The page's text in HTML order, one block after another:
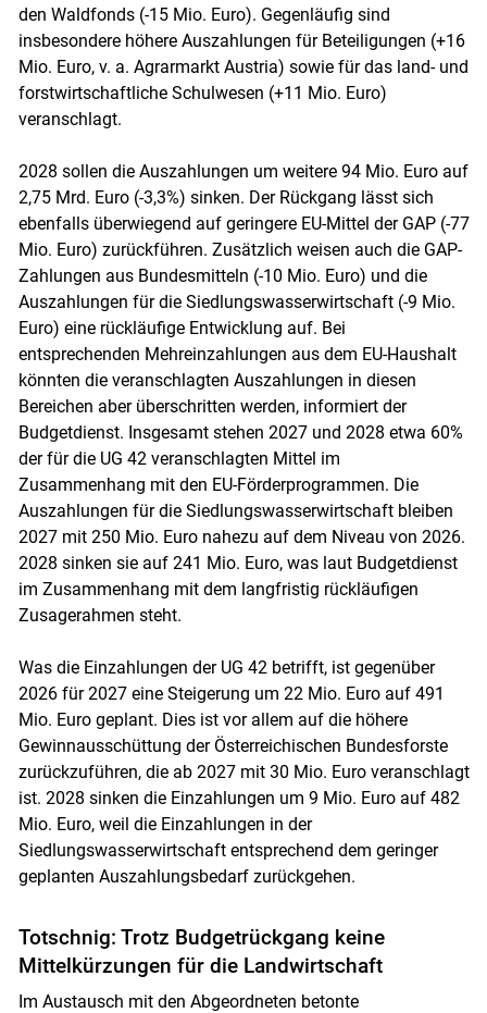
Skip to main content
den Waldfonds (-15 Mio. Euro). Gegenläufig sind
insbesondere höhere Auszahlungen für Beteiligungen (+16
Mio. Euro, v. a. Agrarmarkt Austria) sowie für das land- und
forstwirtschaftliche Schulwesen (+11 Mio. Euro)
veranschlagt.
2028 sollen die Auszahlungen um weitere 94 Mio. Euro auf
2,75 Mrd. Euro (-3,3%) sinken. Der Rückgang lässt sich
ebenfalls überwiegend auf geringere EU-Mittel der GAP (-77
Mio. Euro) zurückführen. Zusätzlich weisen auch die GAP-
Zahlungen aus Bundesmitteln (-10 Mio. Euro) und die
Auszahlungen für die Siedlungswasserwirtschaft (-9 Mio.
Euro) eine rückläufige Entwicklung auf. Bei
entsprechenden Mehreinzahlungen aus dem EU-Haushalt
könnten die veranschlagten Auszahlungen in diesen
Bereichen aber überschritten werden, informiert der
Budgetdienst. Insgesamt stehen 2027 und 2028 etwa 60%
der für die UG 42 veranschlagten Mittel im
Zusammenhang mit den EU-Förderprogrammen. Die
Auszahlungen für die Siedlungswasserwirtschaft bleiben
2027 mit 250 Mio. Euro nahezu auf dem Niveau von 2026.
2028 sinken sie auf 241 Mio. Euro, was laut Budgetdienst
im Zusammenhang mit dem langfristig rückläufigen
Zusagerahmen steht.
Was die Einzahlungen der UG 42 betrifft, ist gegenüber
2026 für 2027 eine Steigerung um 22 Mio. Euro auf 491
Mio. Euro geplant. Dies ist vor allem auf die höhere
Gewinnausschüttung der Österreichischen Bundesforste
zurückzuführen, die ab 2027 mit 30 Mio. Euro veranschlagt
ist. 2028 sinken die Einzahlungen um 9 Mio. Euro auf 482
Mio. Euro, weil die Einzahlungen in der
Siedlungswasserwirtschaft entsprechend dem geringer
geplanten Auszahlungsbedarf zurückgehen.
Totschnig: Trotz Budgetrückgang keine
Mittelkürzungen für die Landwirtschaft
Im Austausch mit den Abgeordneten betonte